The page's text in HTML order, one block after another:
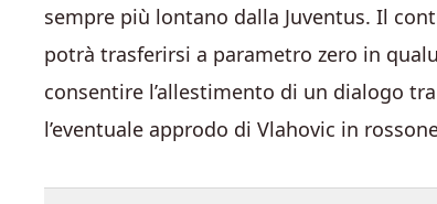
sempre più lontano dalla Juventus. Il
potrà trasferirsi a parametro zero in
consentire l’allestimento di un dialogo
l’eventuale approdo di Vlahovic in